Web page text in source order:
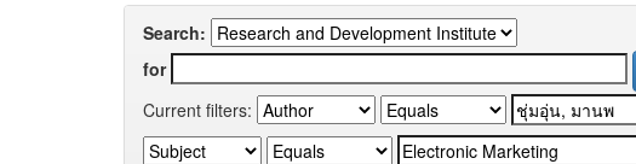
Search:
for
Current filters: